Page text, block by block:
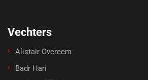
Vechters
Alistair Overeem
Badr Hari